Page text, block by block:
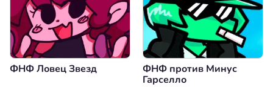
ФНФ Ловец Звезд
ФНФ против Минус
Гарселло